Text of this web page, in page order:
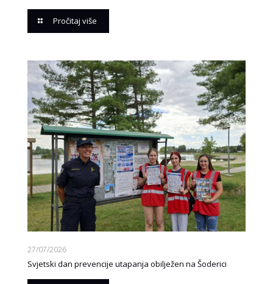
Pročitaj više
27/07/2026
Svjetski dan prevencije utapanja obilježen na Šoderici